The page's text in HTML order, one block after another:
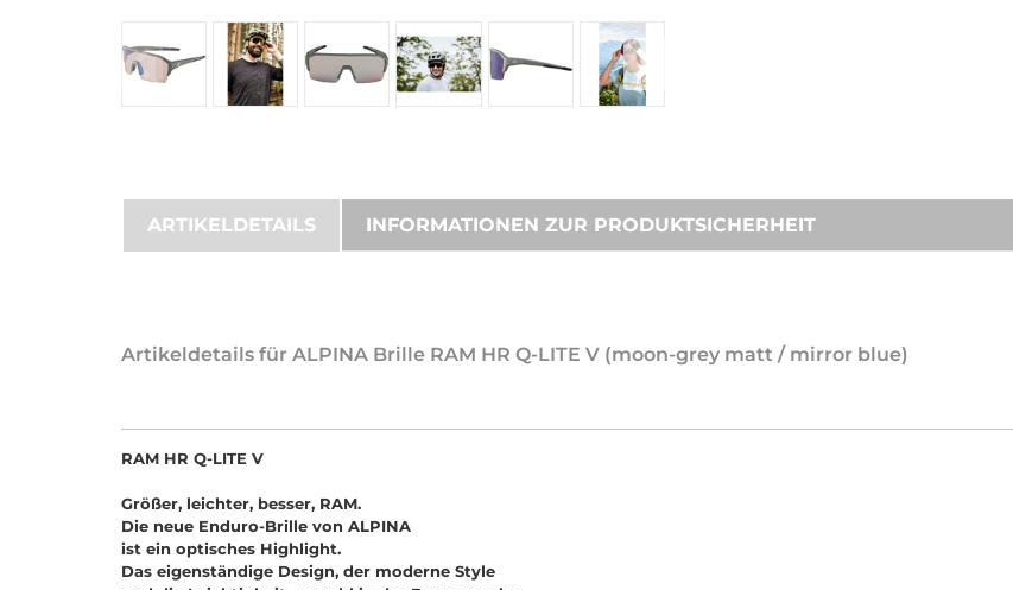
ARTIKELDETAILS INFORMATIONEN ZUR PRODUKTSICHERHEIT
Artikeldetails für ALPINA Brille RAM HR Q-LITE V (moon-grey matt / mirror blue)
RAM HR Q-LITE V
Größer, leichter, besser, RAM.
Die neue Enduro-Brille von ALPINA
ist ein optisches Highlight.
Das eigenständige Design, der moderne Style